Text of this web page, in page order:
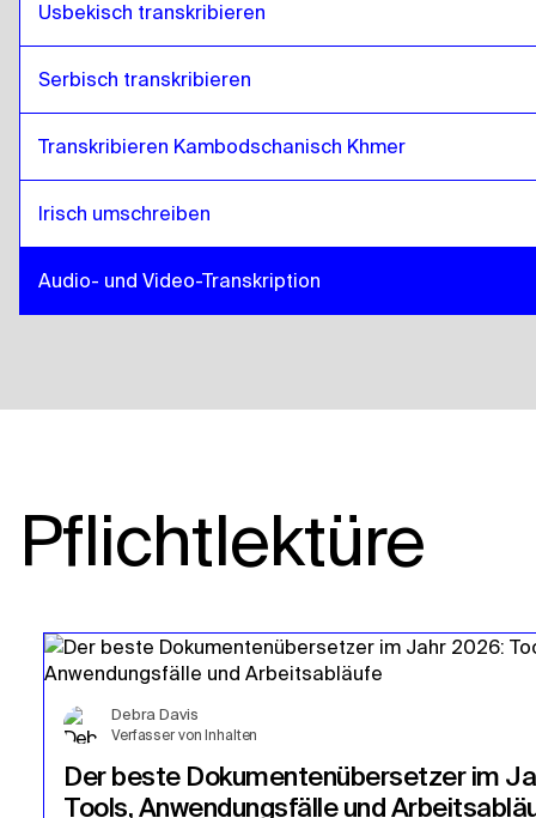
Usbekisch transkribieren
Serbisch transkribieren
Transkribieren Kambodschanisch Khmer
Irisch umschreiben
Audio- und Video-Transkription
Pflichtlektüre
Debra Davis
Verfasser von Inhalten
Der beste Dokumentenübersetzer im
Tools, Anwendungsfälle und